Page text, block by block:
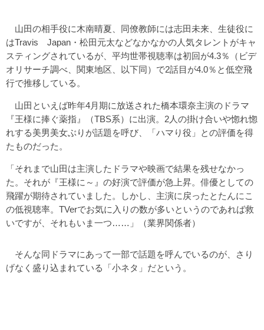
山田の相手役に木南晴夏、同僚教師には志田未来、生徒役に
はTravis Japan・松田元太などなかなかの人気タレントがキャ
スティングされているが、平均世帯視聴率は初回が4.3％（ビデ
オリサーチ調べ、関東地区、以下同）で2話目が4.0％と低空飛
行で推移している。
山田といえば昨年4月期に放送された橋本環奈主演のドラマ
『王様に捧ぐ薬指』（TBS系）に出演。2人の掛け合いや惚れ惚
れする美男美女ぶりが話題を呼び、「ハマり役」との評価を得
たものだった。
「それまで山田は主演したドラマや映画で結果を残せなかっ
た。それが『王様に～』の好演で評価が急上昇。俳優としての
飛躍が期待されていました。しかし、主演に戻ったとたんにこ
の低視聴率。TVerでお気に入りの数が多いというのであれば救
いですが、それもいま一つ……」（業界関係者）
そんな同ドラマにあって一部で話題を呼んでいるのが、さり
げなく盛り込まれている「小ネタ」だという。